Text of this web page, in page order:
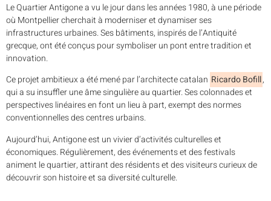
Le Quartier Antigone a vu le jour dans les années 1980, à une période
où Montpellier cherchait à moderniser et dynamiser ses
infrastructures urbaines. Ses bâtiments, inspirés de l’Antiquité
grecque, ont été conçus pour symboliser un pont entre tradition et
innovation.
Ce projet ambitieux a été mené par l’architecte catalan Ricardo Bofill,
qui a su insuffler une âme singulière au quartier. Ses colonnades et
perspectives linéaires en font un lieu à part, exempt des normes
conventionnelles des centres urbains.
Aujourd’hui, Antigone est un vivier d’activités culturelles et
économiques. Régulièrement, des événements et des festivals
animent le quartier, attirant des résidents et des visiteurs curieux de
découvrir son histoire et sa diversité culturelle.